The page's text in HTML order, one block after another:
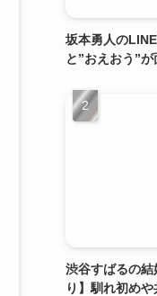
坂本勇人の
と”おえおう”
渋谷すばるの
り】馴れ初めや